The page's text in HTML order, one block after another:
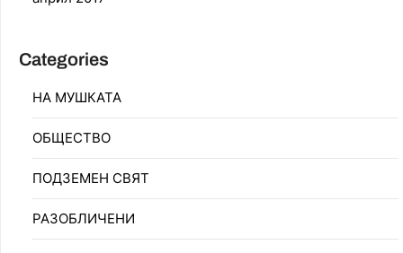
Categories
НА МУШКАТА
ОБЩЕСТВО
ПОДЗЕМЕН СВЯТ
РАЗОБЛИЧЕНИ